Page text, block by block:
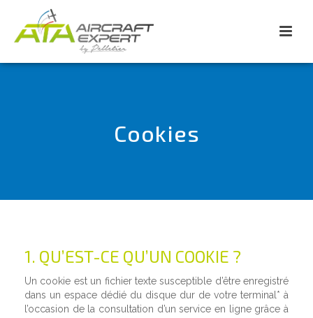
Cookies
1. QU’EST-CE QU’UN COOKIE ?
Un cookie est un fichier texte susceptible d’être enregistré
dans un espace dédié du disque dur de votre terminal* à
l’occasion de la consultation d’un service en ligne grâce à